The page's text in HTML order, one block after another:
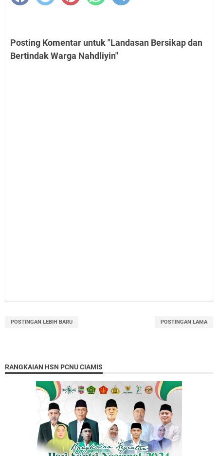
Posting Komentar untuk "Landasan Bersikap dan
Bertindak Warga Nahdliyin"
POSTINGAN LEBIH BARU POSTINGAN LAMA
RANGKAIAN HSN PCNU CIAMIS